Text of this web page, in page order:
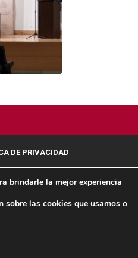
DE PRIVACIDAD
brindarle la mejor experiencia
sobre las cookies que usamos o